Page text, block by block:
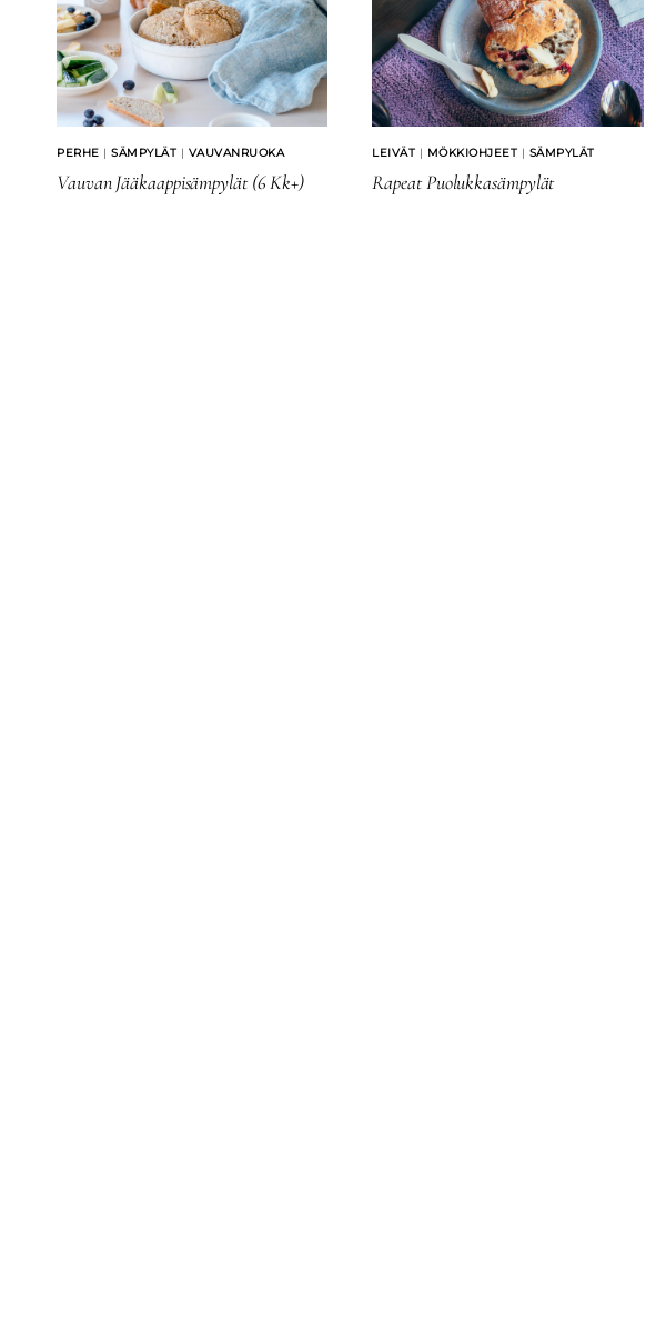
PERHE | SÄMPYLÄT | VAUVANRUOKA
Vauvan Jääkaappisämpylät (6 Kk+)
LEIVÄT | MÖKKIOHJEET | SÄMPYLÄT
Rapeat Puolukkasämpylät